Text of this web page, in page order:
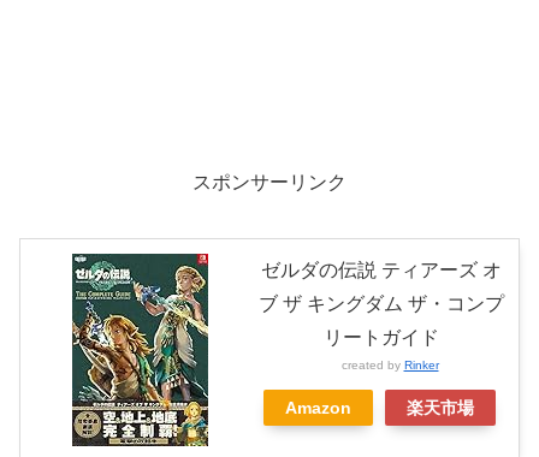
スポンサーリンク
ゼルダの伝説 ティアーズ オ
ブ ザ キングダム ザ・コンプ
リートガイド
created by Rinker
Amazon 楽天市場